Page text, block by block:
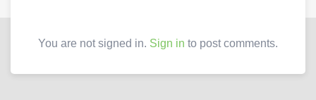
You are not signed in. Sign in to post comments.